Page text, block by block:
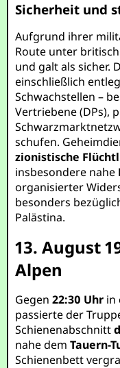
Sicherheit und
Aufgrund ihrer
Route unter
und galt als sicher.
einschließlich
Schwachstellen –
Vertriebene (DPs),
schufen.
zionistische
insbesondere nahe
organisierter
besonders
Palästina.
13. August
Alpen
Gegen22:30 Uhr in
passierte der
Schienenabschnitt
nahe demTauern-
Schienenbett